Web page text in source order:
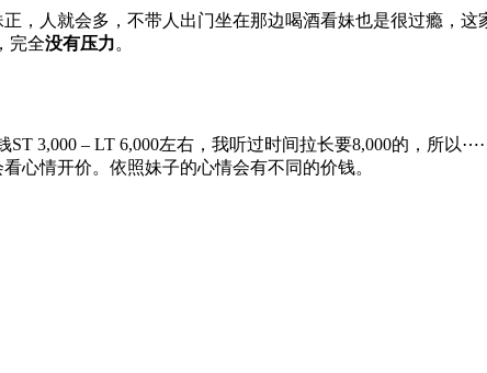
，人就会多，不带人出门坐在那边喝酒看妹也是很过瘾，
，完全没有压力。
ST 3,000 – LT 6,000左右，我听过时间拉长要8,000的，所
心情开价。依照妹子的心情会有不同的价钱。